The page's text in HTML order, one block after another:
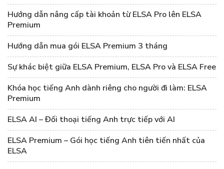
Hướng dẫn nâng cấp tài khoản từ ELSA Pro lên ELSA
Premium
Hướng dẫn mua gói ELSA Premium 3 tháng
Sự khác biệt giữa ELSA Premium, ELSA Pro và ELSA Free
Khóa học tiếng Anh dành riêng cho người đi làm: ELSA
Premium
ELSA AI – Đối thoại tiếng Anh trực tiếp với AI
ELSA Premium – Gói học tiếng Anh tiên tiến nhất của
ELSA